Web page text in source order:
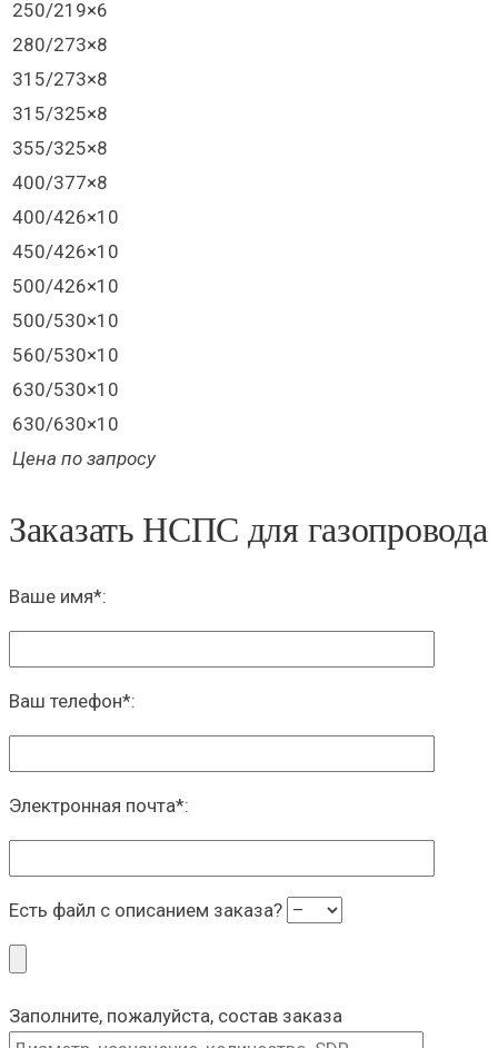
250/219×6
280/273×8
315/273×8
315/325×8
355/325×8
400/377×8
400/426×10
450/426×10
500/426×10
500/530×10
560/530×10
630/530×10
630/630×10
Цена по запросу
Заказать НСПС для газопровода
Ваше имя*:
Ваш телефон*:
Электронная почта*:
Есть файл с описанием заказа?
Заполните, пожалуйста, состав заказа